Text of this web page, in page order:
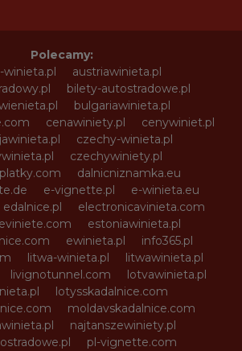
Polecamy:
winieta.pl
austriawinieta.pl
bilety-autostradowe.pl
bulgariawinieta.pl
cenawiniety.pl
cenywiniet.pl
czechy-winieta.pl
czechywiniety.pl
dalnicniznamka.eu
e-vignette.pl
e-winieta.eu
edalnice.pl
electronicavinieta.com
estoniawinieta.pl
ewinieta.pl
info365.pl
litwa-winieta.pl
litwawinieta.pl
livignotunnel.com
lotvawinieta.pl
lotysskadalnice.com
moldavskadalnice.com
najtanszewiniety.pl
pl-vignette.com